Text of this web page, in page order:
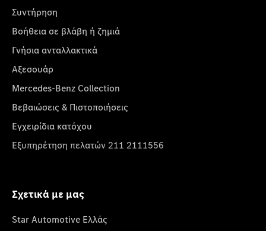
Συντήρηση
Βοήθεια σε βλάβη ή ζημιά
Γνήσια ανταλλακτικά
Αξεσουάρ
Mercedes-Benz Collection
Βεβαιώσεις & Πιστοποιήσεις
Εγχειρίδια κατόχου
Εξυπηρέτηση πελατών 211 2111556
Σχετικά με μας
Star Automotive Ελλάς